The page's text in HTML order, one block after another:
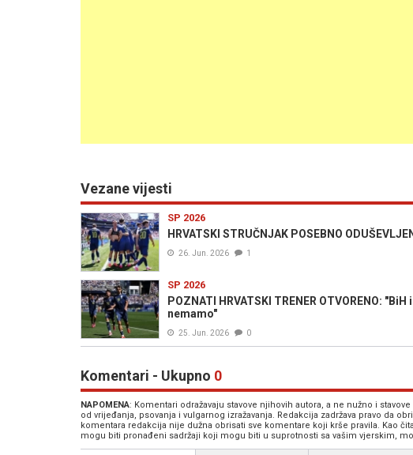
Vezane vijesti
SP 2026
HRVATSKI STRUČNJAK POSEBNO
26. Jun. 2026 1
SP 2026
POZNATI HRVATSKI TRENER OTVORENO:
nemamo"
25. Jun. 2026 0
Komentari - Ukupno 0
NAPOMENA: Komentari odražavaju stavove njihovih autora, a ne nužno i
od vrijeđanja, psovanja i vulgarnog izražavanja. Redakcija zadržava pravo da
komentara redakcija nije dužna obrisati sve komentare koji krše pravila. Kao
mogu biti pronađeni sadržaji koji mogu biti u suprotnosti sa vašim vjerskim,